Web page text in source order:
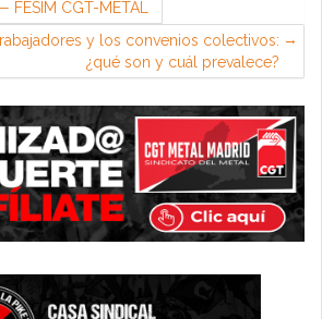
FESIM CGT-METAL
y los convenios colectivos:
¿qué son y cuál prevalece?